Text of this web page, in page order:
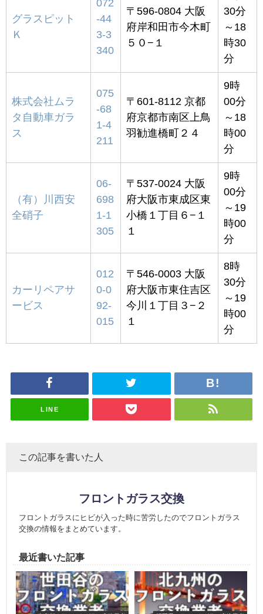
グラスピット
Ｋ
072
-44
3-3
340
〒596-0804 大阪
府岸和田市今木町
５０−１
30分
～18
時30
分
株式会社ムラ
タ自動車ガラ
ス
075
-68
1-4
211
〒601-8112 京都
府京都市南区上鳥
羽勧進橋町２４
9時
00分
～18
時00
分
（有）川西安
全硝子
06-
698
1-1
305
〒537-0024 大阪
府大阪市東成区東
小橋１丁目６−１
１
9時
00分
～19
時00
分
カーリペアサ
ービス
012
0-0
92-
015
〒546-0003 大阪
府大阪市東住吉区
今川１丁目３−２
１
8時
30分
～19
時00
分
LINE
この記事を書いた人
フロントガラス交換
フロントガラスにヒビが入った時に苦労したのでフロントガラス
交換の情報をまとめています。
最近書いた記事